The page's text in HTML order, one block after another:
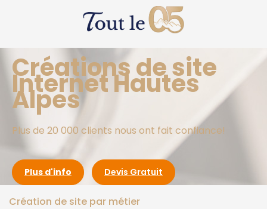
Créations de site
Internet Hautes
Alpes
Plus de 20 000 clients nous ont fait confiance!
Plus d'info Devis Gratuit
Création de site par métier